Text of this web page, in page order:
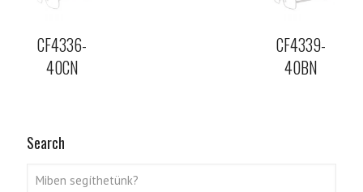
CF4336-
40CN
CF4339-
40BN
Search